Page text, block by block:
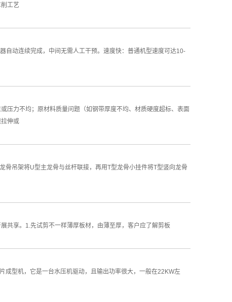
工艺
自动连续完成，中间无需人工干预。速度快：普通机型速度可达10-
压力不均；原材料质量问题（如钢带厚度不均、材质硬度超标、表面
伸或
吊架将U型主龙骨与丝杆联接，再用T型龙骨小挂件将T型竖向龙骨
共享。1.先试剪不一样薄厚板材，由薄至厚，客户应了解剪板
成型机，它是一台水压机驱动，且输出功率很大，一般在22KW左